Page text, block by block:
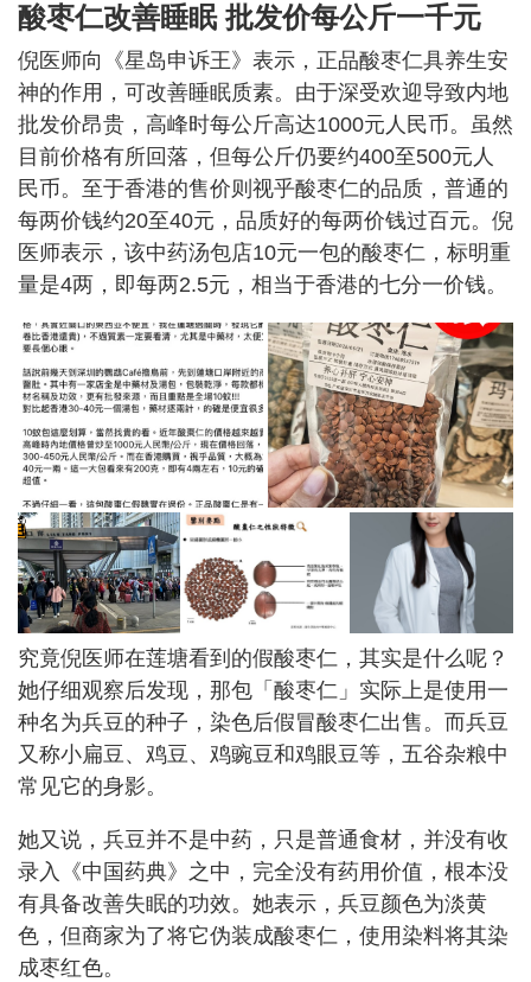
酸枣仁改善睡眠 批发价每公斤一千元
倪医师向《星岛申诉王》表示，正品酸枣仁具养生安
神的作用，可改善睡眠质素。由于深受欢迎导致内地
批发价昂贵，高峰时每公斤高达1000元人民币。虽然
目前价格有所回落，但每公斤仍要约400至500元人
民币。至于香港的售价则视乎酸枣仁的品质，普通的
每两价钱约20至40元，品质好的每两价钱过百元。倪
医师表示，该中药汤包店10元一包的酸枣仁，标明重
量是4两，即每两2.5元，相当于香港的七分一价钱。
究竟倪医师在莲塘看到的假酸枣仁，其实是什么呢？
她仔细观察后发现，那包「酸枣仁」实际上是使用一
种名为兵豆的种子，染色后假冒酸枣仁出售。而兵豆
又称小扁豆、鸡豆、鸡豌豆和鸡眼豆等，五谷杂粮中
常见它的身影。
她又说，兵豆并不是中药，只是普通食材，并没有收
录入《中国药典》之中，完全没有药用价值，根本没
有具备改善失眠的功效。她表示，兵豆颜色为淡黄
色，但商家为了将它伪装成酸枣仁，使用染料将其染
成枣红色。